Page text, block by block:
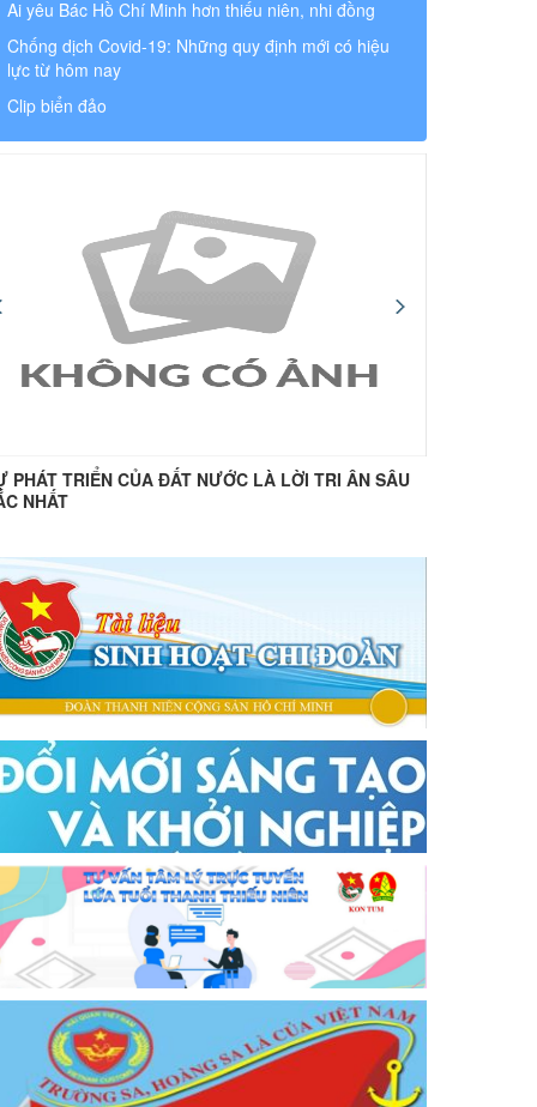
Ai yêu Bác Hồ Chí Minh hơn thiếu niên, nhi đồng
Chống dịch Covid-19: Những quy định mới có hiệu
lực từ hôm nay
Clip biển đảo
PHÁT TRIỂN CỦA ĐẤT NƯỚC LÀ LỜI TRI ÂN SÂU
NHẤT